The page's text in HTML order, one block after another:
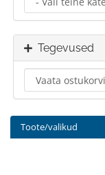
Tegevused
Toote/valikud